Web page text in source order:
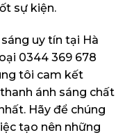
sự kiện.
uy tín tại Hà
0344 369 678
tôi cam kết
ánh sáng chất
Hãy để chúng
tạo nên những